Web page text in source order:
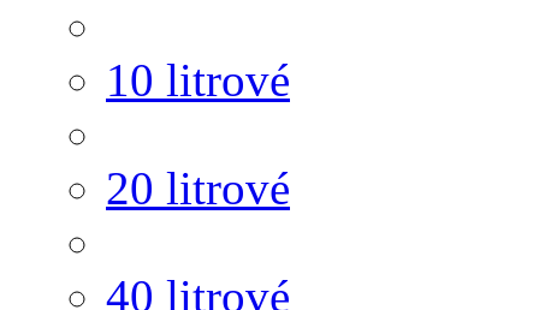
10 litrové
20 litrové
40 litrové